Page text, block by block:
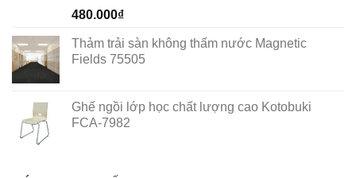
Rated5.00
480.000₫
Thảm trải sàn không thấm nước Magnetic
Fields 75505
Ghế ngồi lớp học chất lượng cao Kotobuki
FCA-7982